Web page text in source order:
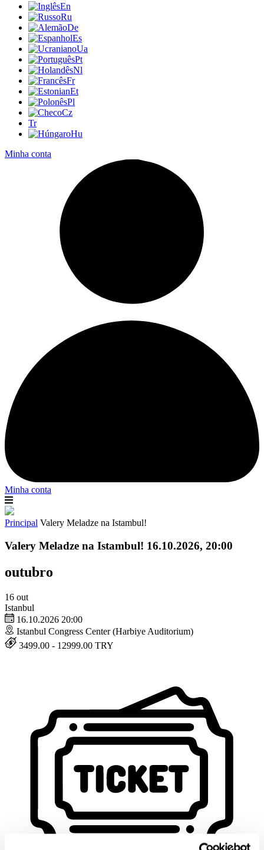
En
Ru
De
Es
Ua
Pt
Nl
Fr
Et
Pl
Cz
Tr
Hu
Minha conta
Minha conta
Principal Valery Meladze na Istambul!
Valery Meladze na Istambul! 16.10.2026, 20:00
outubro
16 out
Istanbul
16.10.2026 20:00
Istanbul Congress Center (Harbiye Auditorium)
3499.00 - 12999.00 TRY